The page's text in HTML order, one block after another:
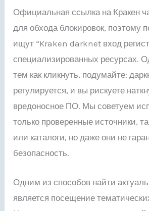
Официальная ссылка на Кракен
для обхода блокировок, поэтому
ищут “Kraken darknet вход
специализированных ресурсах.
тем как кликнуть, подумайте:
регулируется, и вы рискуете
вредоносное ПО. Мы советуем
только проверенные источники,
или каталоги, но даже они не
безопасность.
Одним из способов найти
является посещение